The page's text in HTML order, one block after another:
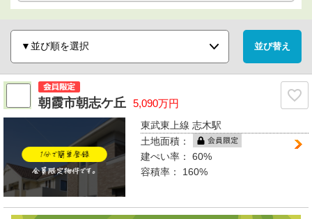
朝霞市朝志ケ丘 5,090万円
東武東上線 志木駅
土地面積：
建ぺい率：60%
容積率： 160%